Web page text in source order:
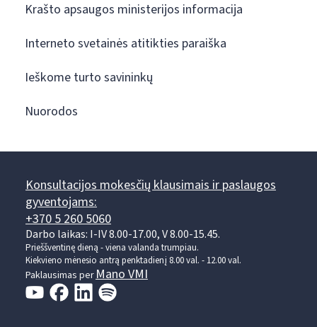
Krašto apsaugos ministerijos informacija
Interneto svetainės atitikties paraiška
Ieškome turto savininkų
Nuorodos
Konsultacijos mokesčių klausimais ir paslaugos
gyventojams:
+370 5 260 5060
Darbo laikas: I-IV 8.00-17.00, V 8.00-15.45.
Prieššventinę dieną - viena valanda trumpiau.
Kiekvieno mėnesio antrą penktadienį 8.00 val. - 12.00 val.
Paklausimas perMano VMI